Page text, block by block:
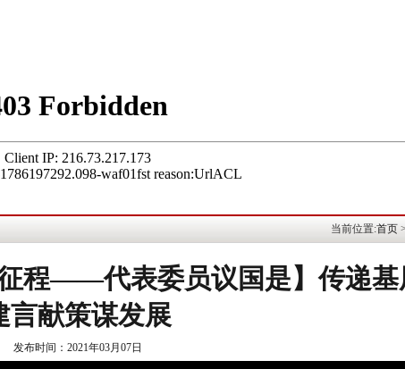
当前位置:首页 >
程——代表委员议国是】传递基
言献策谋发展
发布时间：2021年03月07日